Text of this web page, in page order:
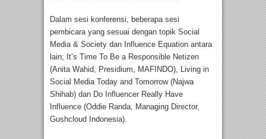
Dalam sesi konferensi, beberapa sesi
pembicara yang sesuai dengan topik Social
Media & Society dan Influence Equation antara
lain; It’s Time To Be a Responsible Netizen
(Anita Wahid, Presidium, MAFINDO), Living in
Social Media Today and Tomorrow (Najwa
Shihab) dan Do Influencer Really Have
Influence (Oddie Randa, Managing Director,
Gushcloud Indonesia).